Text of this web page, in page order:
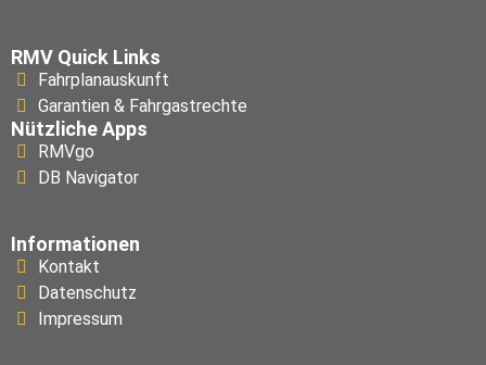
RMV Quick Links
Fahrplanauskunft
Garantien & Fahrgastrechte
Nützliche Apps
RMVgo
DB Navigator
Informationen
Kontakt
Datenschutz
Impressum